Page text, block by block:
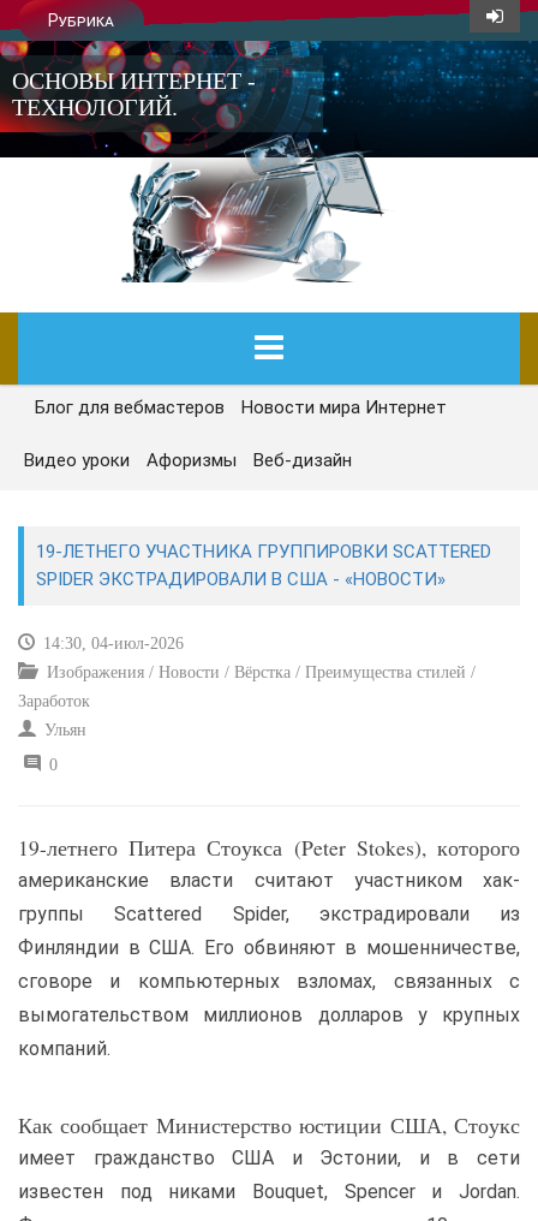
Рубрика
ОСНОВЫ ИНТЕРНЕТ -
ТЕХНОЛОГИЙ.
ГЛАВНАЯ
СЕГОДНЯ
САЙТОСТРОЕНИЕ
РЕМОНТ И СОВЕТЫ
ИНТЕРНЕТ И СВЯЗЬ
УЧЕБНИК CSS
Блог для вебмастеров Новости мира Интернет
Видео уроки Афоризмы Веб-дизайн
19-ЛЕТНЕГО УЧАСТНИКА ГРУППИРОВКИ SCATTERED
SPIDER ЭКСТРАДИРОВАЛИ В США - «НОВОСТИ»
14:30, 04-июл-2026
Изображения / Новости / Вёрстка / Преимущества стилей /
Заработок
Ульян
0
19-летнего Питера Стоукса (Peter Stokes), которого
американские власти считают участником хак-
группы Scattered Spider, экстрадировали из
Финляндии в США. Его обвиняют в мошенничестве,
сговоре и компьютерных взломах, связанных с
вымогательством миллионов долларов у крупных
компаний.
Как сообщает Министерство юстиции США, Стоукс
имеет гражданство США и Эстонии, и в сети
известен под никами Bouquet, Spencer и Jordan.